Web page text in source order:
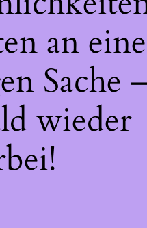
an
Sache
wieder